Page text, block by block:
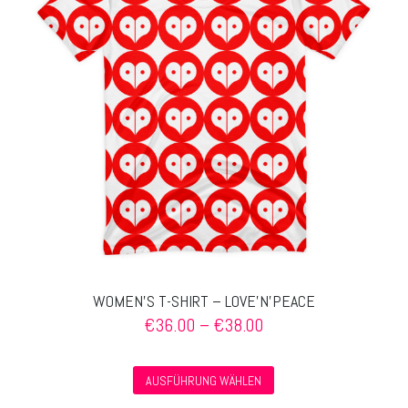
Optionen
können
auf
der
Produktseite
gewählt
werden
WOMEN’S T-SHIRT – LOVE’N’PEACE
€36.00 – €38.00Preisspanne:
bis
AUSFÜHRUNG WÄHLEN
Produkt